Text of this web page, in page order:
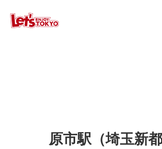
原市駅（埼玉新